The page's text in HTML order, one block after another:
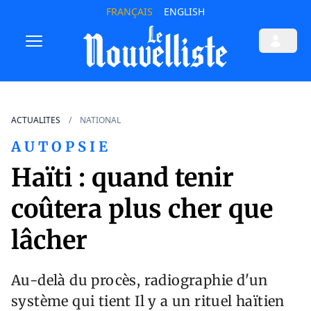
FRANÇAIS ENGLISH
ACTUALITES NATIONAL
A U T O P S I E
Haïti : quand tenir
coûtera plus cher que
lâcher
Au-delà du procès, radiographie d'un
système qui tient Il y a un rituel haïtien